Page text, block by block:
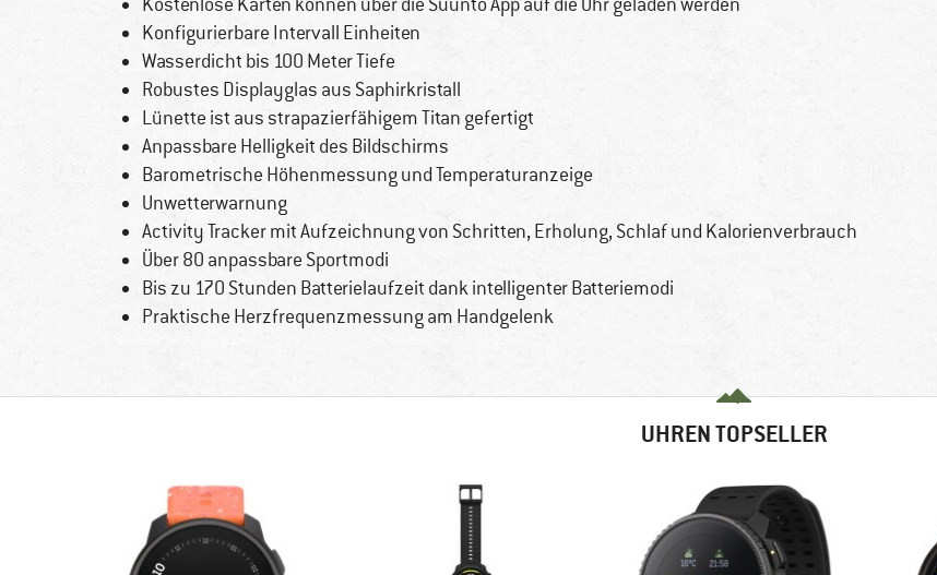
Konfigurierbare Intervall Einheiten
Wasserdicht bis 100 Meter Tiefe
Robustes Displayglas aus Saphirkristall
Lünette ist aus strapazierfähigem Titan gefertigt
Anpassbare Helligkeit des Bildschirms
Barometrische Höhenmessung und Temperaturanzeige
Unwetterwarnung
Activity Tracker mit Aufzeichnung von Schritten, Erholung, Schlaf und Kalorienverbrauch
Über 80 anpassbare Sportmodi
Bis zu 170 Stunden Batterielaufzeit dank intelligenter Batteriemodi
Praktische Herzfrequenzmessung am Handgelenk
UHREN TOPSELLER